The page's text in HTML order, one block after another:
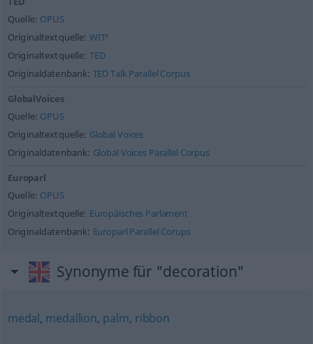
Quelle: OPUS
Originaltextquelle: WIT³
Originaltextquelle: TED
Originaldatenbank: TED Talk Parallel Corpus
GlobalVoices
Quelle: OPUS
Originaltextquelle: Global Voices
Originaldatenbank: Global Voices Parallel Corpus
Europarl
Quelle: OPUS
Originaltextquelle: Europäisches Parlament
Originaldatenbank: Europarl Parallel Corups
Synonyme für "decoration"
medal, medallion, palm, ribbon